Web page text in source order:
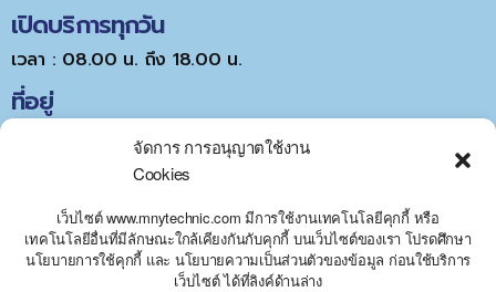
จัดการ การอนุญาตใช้งาน
Cookies
เว็บไซต์ www.mnytechnic.com มีการใช้งานเทคโนโลยีคุกกี้ หรือ
เทคโนโลยีอื่นที่มีลักษณะใกล้เคียงกันกับคุกกี้ บนเว็บไซต์ของเรา โปรดศึกษา
นโยบายการใช้คุกกี้ และ นโยบายความเป็นส่วนตัวของข้อมูล ก่อนใช้บริการ
เว็บไซต์ ได้ที่ลิงค์ด้านล่าง
เปิดบริการทุกวัน
เวลา : 08.00 น. ถึง 18.00 น.
ที่อยู่
Click to accept marketing cookies and
Y